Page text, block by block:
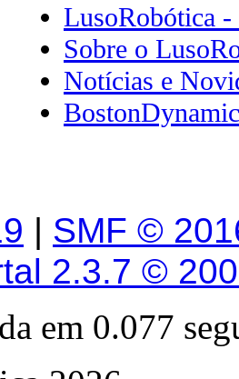
LusoRobótica -
Sobre o
Notícias e
| SMF ©
2.3.7 ©
em 0.077